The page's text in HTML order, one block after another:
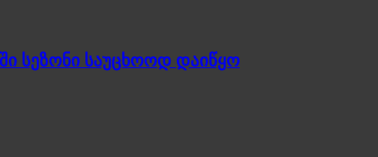
სეზონი საუცხოოდ დაიწყო